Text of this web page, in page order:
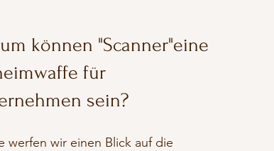
können "Scanner"eine
für
sein?
werfen wir einen Blick auf die